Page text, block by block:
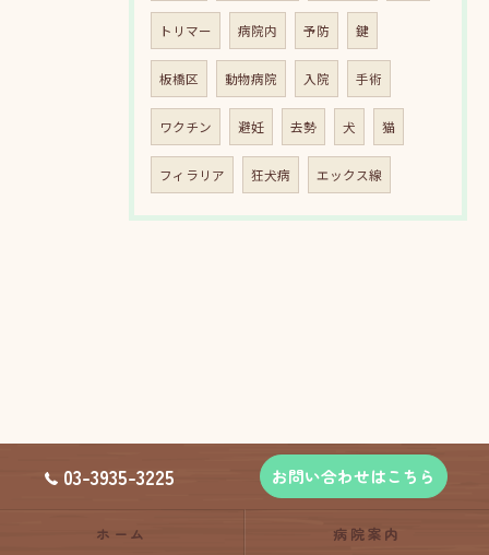
トリマー 病院内 予防 鍵
板橋区 動物病院 入院 手術
ワクチン 避妊 去勢 犬 猫
フィラリア 狂犬病 エックス線
03-3935-3225 お問い合わせはこちら
ホーム 病院案内